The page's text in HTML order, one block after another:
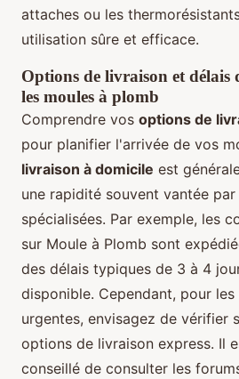
attaches ou les
utilisation sûre et efficace.
Options de livraison et
les moules à plomb
Comprendre vos options de
pour planifier l'arrivée de vos
livraison à domicile est
une rapidité souvent vantée
spécialisées. Par exemple, les
sur Moule à Plomb sont
des délais typiques de 3 à 4
disponible. Cependant, pour
urgentes, envisagez de vérifier
options de livraison express. Il
conseillé de consulter les